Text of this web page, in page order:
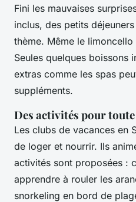
Fini les mauvaises
inclus, des petits
thème. Même le
Seules quelques boissons
extras comme les spas
suppléments.
Des activités pour
Les clubs de vacances en
de loger et nourrir. Ils
activités sont proposées :
apprendre à rouler les
snorkeling en bord de